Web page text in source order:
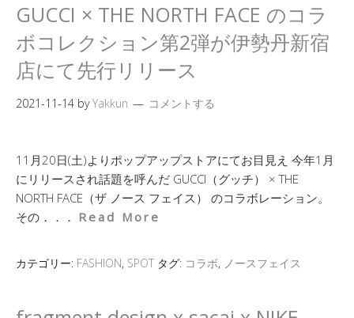
GUCCI × THE NORTH FACE のコラ
ボコレクション第2弾が伊勢丹新宿
店にて先行リリース
2021-11-14 byYakkun コメントする
11月20日(土)よりポップアップストアにてお目見え 今年1月
にリリースされ話題を呼んだ GUCCI（グッチ） × THE
NORTH FACE（ザ ノース フェイス） のコラボレーション。
その．．． Read More
カテゴリー: FASHION, SPOT タグ: コラボ, ノースフェイス